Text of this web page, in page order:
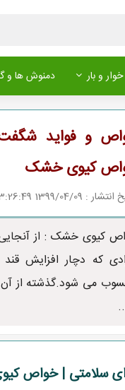
خوار و بار دمنوش ها و
و فواید
کیوی خشک
: 1399/04/09 13:26:49
کیوی خشک : از
که دچار افزایش
می شود.گذشته از
سلامتی | خواص